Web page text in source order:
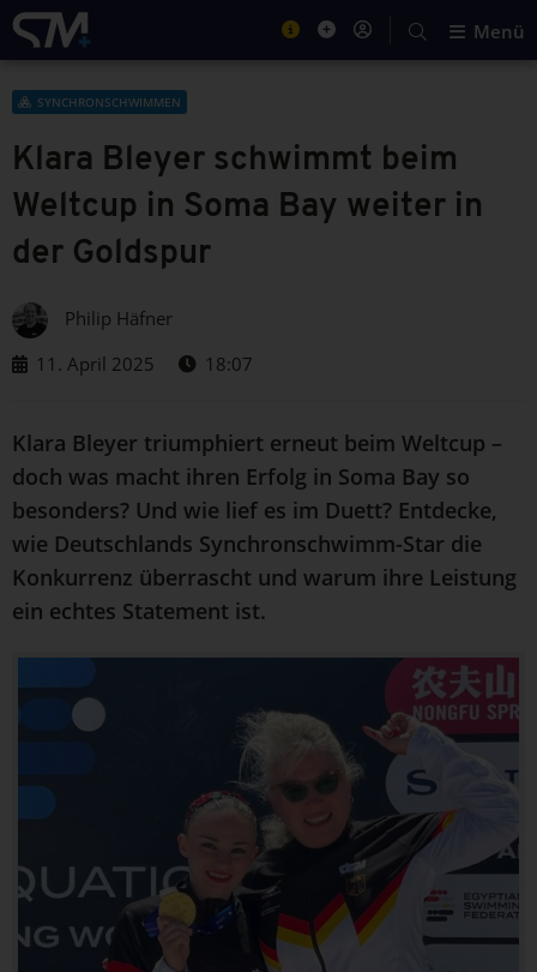
Menü
SYNCHRONSCHWIMMEN
Klara Bleyer schwimmt beim
Weltcup in Soma Bay weiter in
der Goldspur
Philip Häfner
11. April 2025
18:07
Klara Bleyer triumphiert erneut beim Weltcup –
doch was macht ihren Erfolg in Soma Bay so
besonders? Und wie lief es im Duett? Entdecke,
wie Deutschlands Synchronschwimm-Star die
Konkurrenz überrascht und warum ihre Leistung
ein echtes Statement ist.